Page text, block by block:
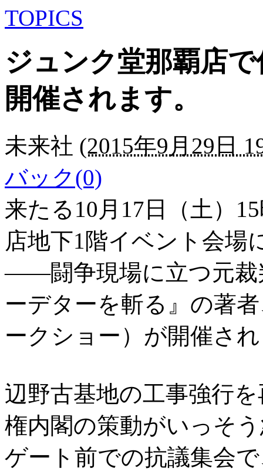
TOPICS
ジュンク堂那覇店
開催されます。
未来社 (2015年9月29日
バック(0)
来たる10月17日（土）
店地下1階イベント会場
――闘争現場に立つ元裁
ーデターを斬る』の著
ークショー）が開催さ
辺野古基地の工事強行
権内閣の策動がいっそ
ゲート前での抗議集会